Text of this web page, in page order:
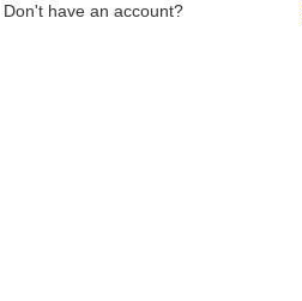
Don't have an account?